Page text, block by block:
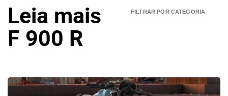
Leia mais
F 900 R